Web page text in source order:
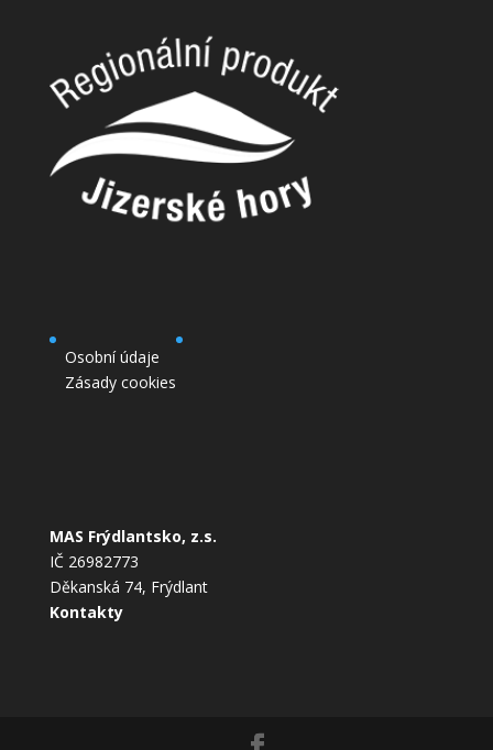
Osobní údaje
Zásady cookies
MAS Frýdlantsko, z.s.
IČ 26982773
Děkanská 74, Frýdlant
Kontakty